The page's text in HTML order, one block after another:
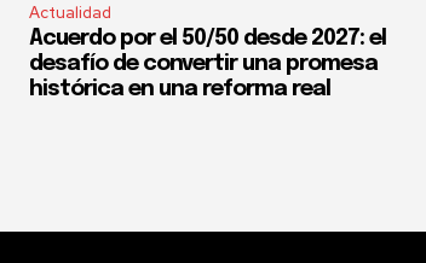
Actualidad
Acuerdo por el 50/50 desde 2027: el
desafío de convertir una promesa
histórica en una reforma real